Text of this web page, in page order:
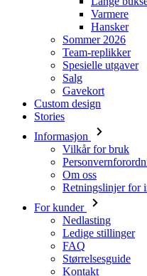
Spesielle utgaver
Salg
Gavekort
Custom design
Stories
Informasjon
Vilkår for bruk
Om oss
Retningslinjer for
For kunder
Nedlasting
Ledige stillinger
FAQ
Størrelsesguide
Kontakt
Retur
Logg inn